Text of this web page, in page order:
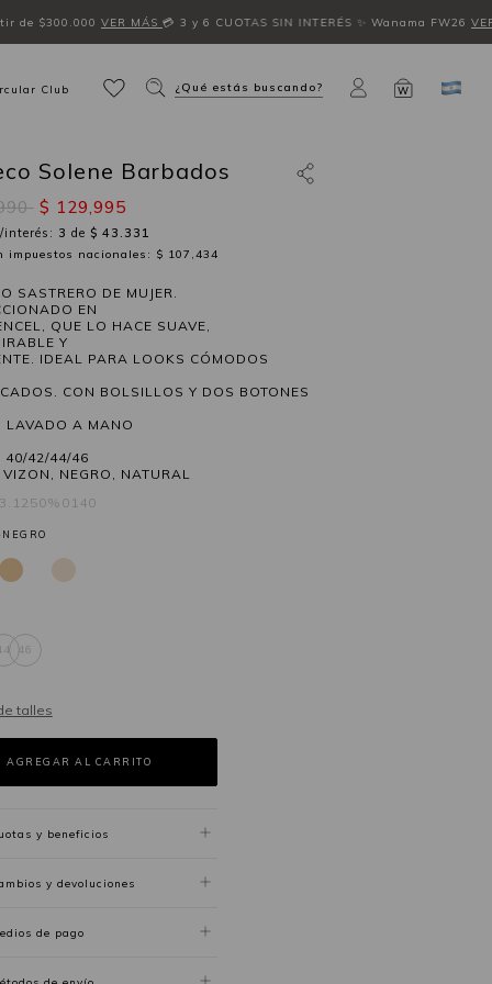
de $300.000 VER MÁS💳 3 y 6 CUOTAS SIN INTERÉS ✨ Wanama FW26
Club ¿Qué estás buscando? W
Solene Barbados
$ 129,995
interés: 3 de $ 43.331
impuestos nacionales: $ 107,434
SASTRERO DE MUJER.
EN
QUE LO HACE SUAVE,
Y
IDEAL PARA LOOKS CÓMODOS
CON BOLSILLOS Y DOS BOTONES
LAVADO A MANO
40/42/44/46
NEGRO, NATURAL
46
talles
y beneficios
y devoluciones
de pago